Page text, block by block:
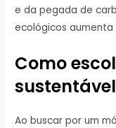
e da pegada de
ecológicos aumenta
Como
Ao buscar por um